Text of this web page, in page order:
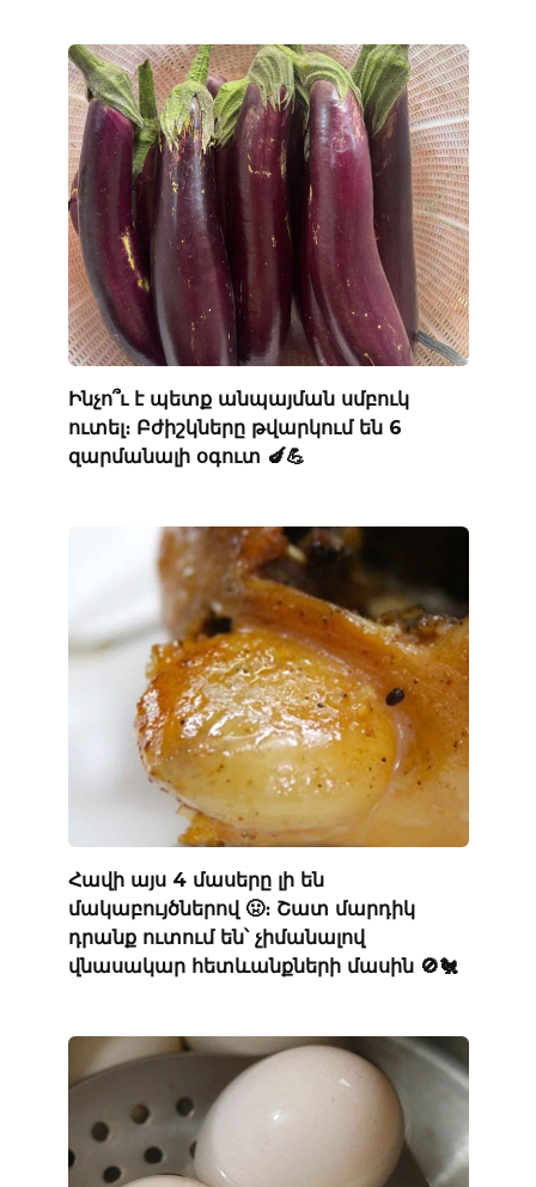
Ինչո՞ւ է պետք անպայման սմբուկ
ուտել։ Բժիշկները թվարկում են 6
զարմանալի օգուտ 🍆💪
Հավի այս 4 մասերը լի են
մակաբույծներով 🤢։ Շատ մարդիկ
դրանք ուտում են՝ չիմանալով
վնասակար հետևանքների մասին 🚫🐔